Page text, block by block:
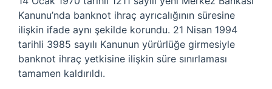
Kanunu’nda banknot ihraç ayrıcalığının süresine
ilişkin ifade aynı şekilde korundu. 21 Nisan 1994
tarihli 3985 sayılı Kanunun yürürlüğe girmesiyle
banknot ihraç yetkisine ilişkin süre sınırlaması
tamamen kaldırıldı.